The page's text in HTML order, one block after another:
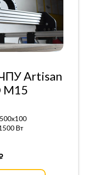
Artisan
M15
Вт